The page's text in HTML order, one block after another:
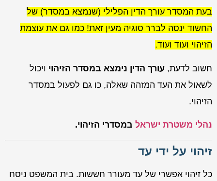
בעת המסדר עורך הדין הפלילי (שנמצא במסדר) של
החשוד ינסה לברר סוגיה מעין זאת! כמו גם את עוצמת
הזיהוי ועוד ועוד.
חשוב לדעת, עורך הדין נימצא במסדר הזיהוי ויכול
לשאול את העד המזהה שאלה, כו גם לפעול במסדר
הזיהוי.
נהלי משטרת ישראל במסדרי הזיהוי.
זיהוי על ידי עד
כל זיהוי אפשרי של עד מעורר חששות. בית המשפט ניסח